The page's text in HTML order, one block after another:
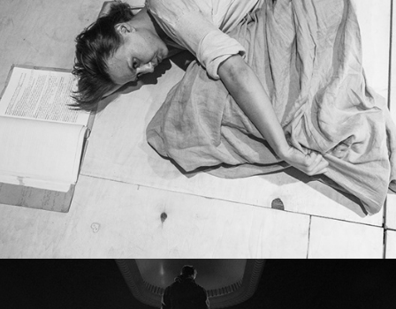
Извън образ: Гергана Змийчарова